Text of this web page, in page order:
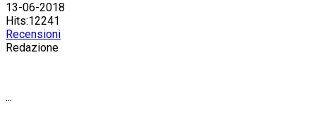
13-06-2018
Hits:12241
Recensioni
Redazione
...